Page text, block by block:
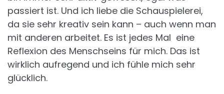
passiert ist. Und ich liebe die Schauspielerei,
da sie sehr kreativ sein kann – auch wenn man
mit anderen arbeitet. Es ist jedes Mal eine
Reflexion des Menschseins für mich. Das ist
wirklich aufregend und ich fühle mich sehr
glücklich.